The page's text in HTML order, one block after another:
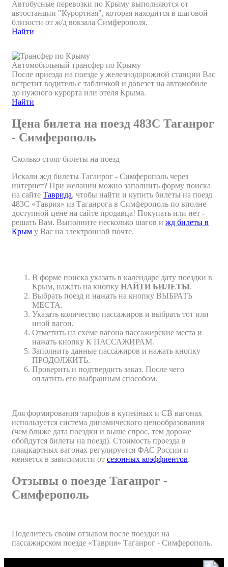
Автобусные перевозки по Крыму выполняются от
автостанции "Курортная", которая находится в шаговой
близости от ж/д вокзала Симферополя.
Найти
Автомобильный трансфер по Крыму
После приезда на поезде у железнодорожной станции Вас
встретит водитель с табличкой и довезет на автомобиле
до нужного курорта или отеля Крыма.
Найти
Цена билета на поезд 483С Таганрог
- Симферополь
Сколько стоят билеты на поезд
Искали ж/д билеты Таганрог - Симферополь через
интернет? При желании можно заполнить форму поиска
на сайте Таврида, чтобы найти и купить билеты на поезд
483С «Таврия» из Таганрога в Симферополь по вполне
доступной цене на сайте продавца! Покупать или нет -
решать Вам. Выполните несколько шагов и жд билеты в
Крым у Вас на электронной почте.
В форме поиска указать в календаре дату поездки в
Крым, нажать на кнопку НАЙТИ БИЛЕТЫ.
Выбрать поезд и нажать на кнопку ВЫБРАТЬ
МЕСТА.
Указать количество пассажиров и выбрать тот или
иной вагон.
Отметить на схеме вагона пассажирские места и
нажать кнопку К ПАССАЖИРАМ.
Заполнить данные пассажиров и нажать кнопку
ПРОДОЛЖИТЬ.
Проверить и подтвердить заказ. После чего
оплатить его выбранным способом.
Для формирования тарифов в купейных и СВ вагонах
используется система динамического ценообразования
(чем ближе дата поездки и выше спрос, тем дороже
обойдутся билеты на поезд). Стоимость проезда в
плацкартных вагонах регулируется ФАС России и
меняется в зависимости от сезонных коэффиентов.
Отзывы о поезде Таганрог -
Симферополь
Поделитесь своим отзывом после поездки на
пассажирском поезде «Таврия» Таганрог - Симферополь.